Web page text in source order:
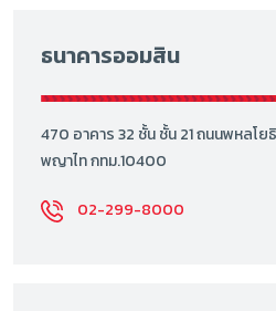
ธนาคารออมสิน
470 อาคาร 32 ชั้น ชั้น 21 ถนนพหลโย
พญาไท กทม.10400
02-299-8000